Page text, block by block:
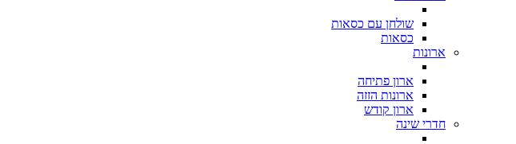
שולחן עם כסאות
כסאות
ארונות
ארון פתיחה
ארונות הזזה
ארון קודש
חדרי שינה